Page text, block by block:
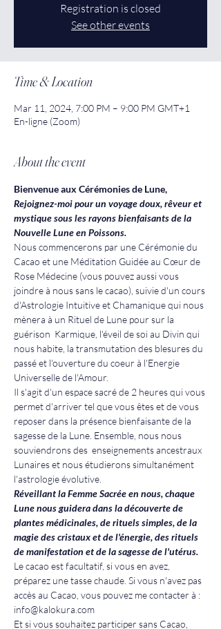
Registration is closed
See other events
Time & Location
Mar 11, 2024, 7:00 PM – 9:00 PM GMT+1
En-ligne (Zoom)
About the event
Bienvenue aux Cérémonies de Lune,
Rejoignez-moi pour un voyage doux, rêveur et
mystique sous les rayons bienfaisants de la
Nouvelle Lune en Poissons.
Nous commencerons par une Cérémonie du
Cacao et une Méditation Guidée au Cœur de
Rose Médecine (vous pouvez aussi vous
joindre à nous sans le cacao), suivie d'un cours
d'Astrologie Intuitive et Chamanique qui nous
mènera à un Rituel de Lune pour sur la
guérison  Karmique, l'éveil de soi au Divin qui
nous habite, la transmutation des blesures du
passé et l'ouverture du coeur à l'Energie
Universelle de l'Amour.
Il s'agit d'un espace sacré de 2 heures qui vous
permet d'arriver tel que vous êtes et de vous
reposer dans la présence bienfaisante de la
sagesse de la Lune. Ensemble, nous nous
souviendrons des  enseignements ancestraux
Lunaires et nous étudierons simultanément
l'astrologie évolutive.
Réveillant la Femme Sacrée en nous, chaque
Lune nous guidera dans la découverte de
plantes médicinales, de rituels simples, de la
magie des cristaux et de l'énergie, des rituels
de manifestation et de la sagesse de l'utérus.
Le cacao est facultatif, si vous en avez,
préparez une tasse chaude. Si vous n'avez pas
accès au Cacao, vous pouvez me contacter à :
info@kalokura.com
Et si vous souhaitez participer sans Cacao,